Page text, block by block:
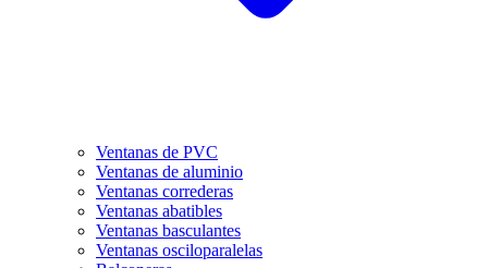
Ventanas de PVC
Ventanas de aluminio
Ventanas correderas
Ventanas abatibles
Ventanas basculantes
Ventanas osciloparalelas